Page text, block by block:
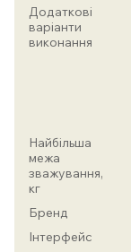
Додаткові
варіанти
виконання
Найбільша
межа
зважування,
кг
Бренд
Інтерфейс